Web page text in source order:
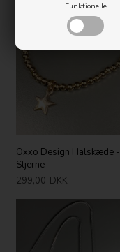
Funktionelle
Oxxo Design Halskæde -
Stjerne
299,00 DKK